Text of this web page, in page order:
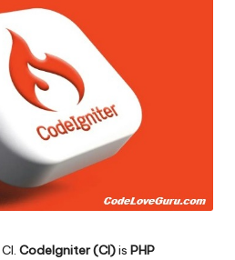
Codelgniter (CI)is PHP